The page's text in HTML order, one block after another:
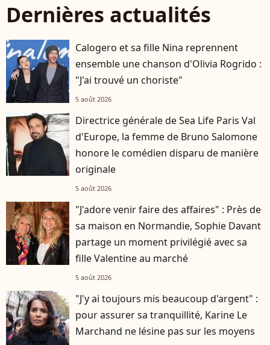
Dernières actualités
Calogero et sa fille Nina reprennent
ensemble une chanson d'Olivia Rogrido :
"J'ai trouvé un choriste"
5 août 2026
Directrice générale de Sea Life Paris Val
d'Europe, la femme de Bruno Salomone
honore le comédien disparu de manière
originale
5 août 2026
"J'adore venir faire des affaires" : Près de
sa maison en Normandie, Sophie Davant
partage un moment privilégié avec sa
fille Valentine au marché
5 août 2026
"J'y ai toujours mis beaucoup d'argent" :
pour assurer sa tranquillité, Karine Le
Marchand ne lésine pas sur les moyens